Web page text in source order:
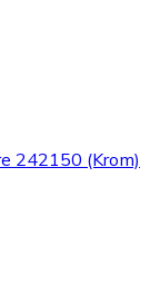
242150 (Krom)